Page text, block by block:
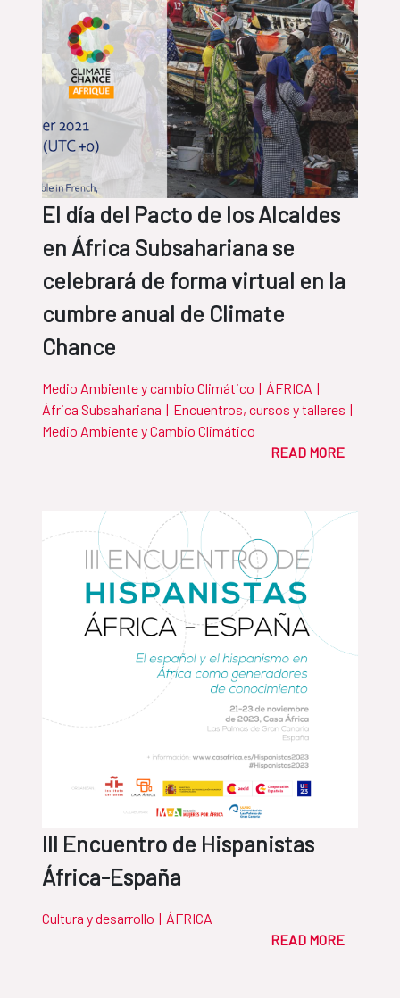
El día del Pacto de los Alcaldes
en África Subsahariana se
celebrará de forma virtual en la
cumbre anual de Climate
Chance
Medio Ambiente y cambio Climático | ÁFRICA |
África Subsahariana | Encuentros, cursos y talleres |
Medio Ambiente y Cambio Climático
READ MORE
III Encuentro de Hispanistas
África-España
Cultura y desarrollo | ÁFRICA
READ MORE